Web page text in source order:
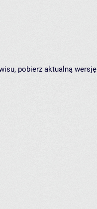
pobierz aktualną wersję